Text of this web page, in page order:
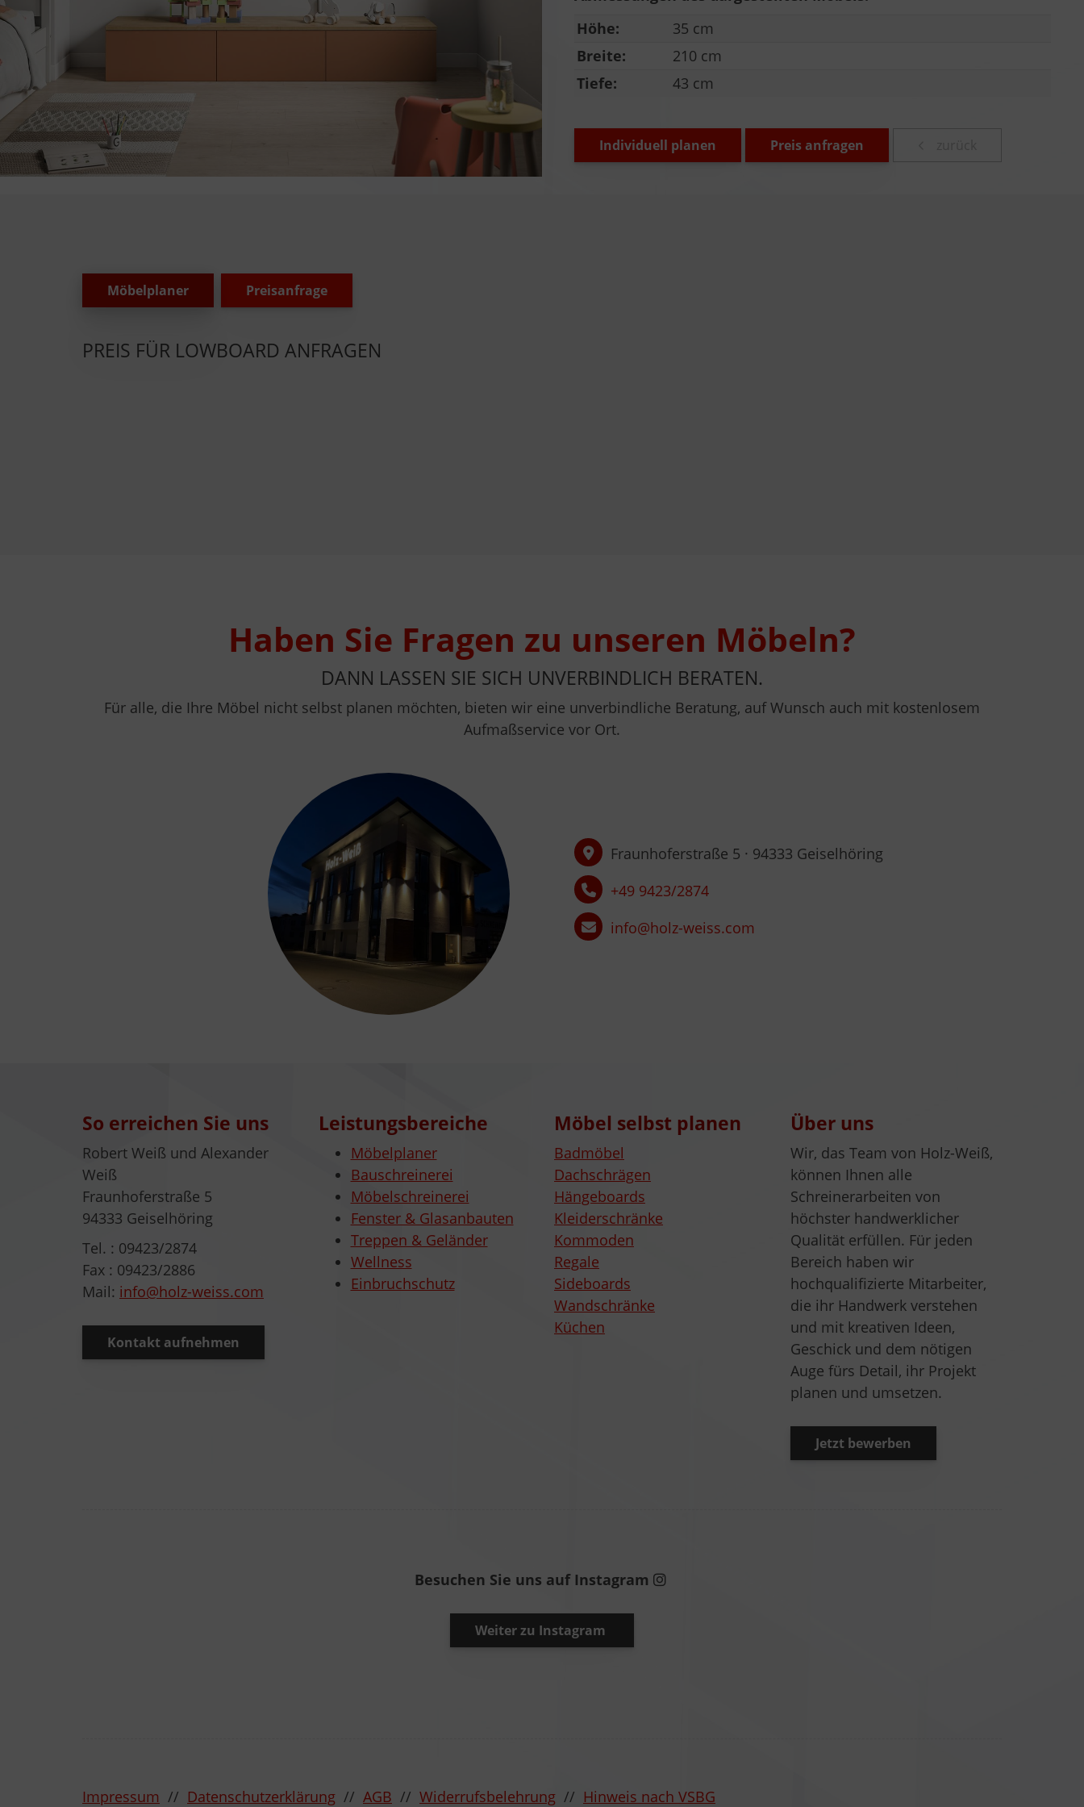
Höhe:
35 cm
Breite:
210 cm
Tiefe:
43 cm
Individuell planen Preis anfragen
Möbelplaner Preisanfrage
PREIS FÜR LOWBOARD ANFRAGEN
Haben Sie Fragen zu unseren Möbeln?
DANN LASSEN SIE SICH UNVERBINDLICH BERATEN.
Für alle, die Ihre Möbel nicht selbst planen möchten, bieten wir eine unverbindliche Beratung, auf Wunsch auch mit kostenlosem
Aufmaßservice vor Ort.
Fraunhoferstraße 5 · 94333 Geiselhöring
+49 9423/2874
info@holz-weiss.com
So erreichen Sie uns
Robert Weiß und Alexander
Weiß
Fraunhoferstraße 5
94333 Geiselhöring
Tel. : 09423/2874
Fax : 09423/2886
Mail: info@holz-weiss.com
Kontakt aufnehmen
Leistungsbereiche
Möbelplaner
Bauschreinerei
Möbelschreinerei
Fenster & Glasanbauten
Treppen & Geländer
Wellness
Einbruchschutz
Möbel selbst planen
Badmöbel
Dachschrägen
Hängeboards
Kleiderschränke
Kommoden
Regale
Sideboards
Wandschränke
Küchen
Über uns
Wir, das Team von Holz-Weiß,
können Ihnen alle
Schreinerarbeiten von
höchster handwerklicher
Qualität erfüllen. Für jeden
Bereich haben wir
hochqualifizierte Mitarbeiter,
die ihr Handwerk verstehen
und mit kreativen Ideen,
Geschick und dem nötigen
Auge fürs Detail, ihr Projekt
planen und umsetzen.
Jetzt bewerben
Besuchen Sie uns auf Instagram
Weiter zu Instagram
Impressum // Datenschutzerklärung // AGB // Widerrufsbelehrung // Hinweis nach VSBG